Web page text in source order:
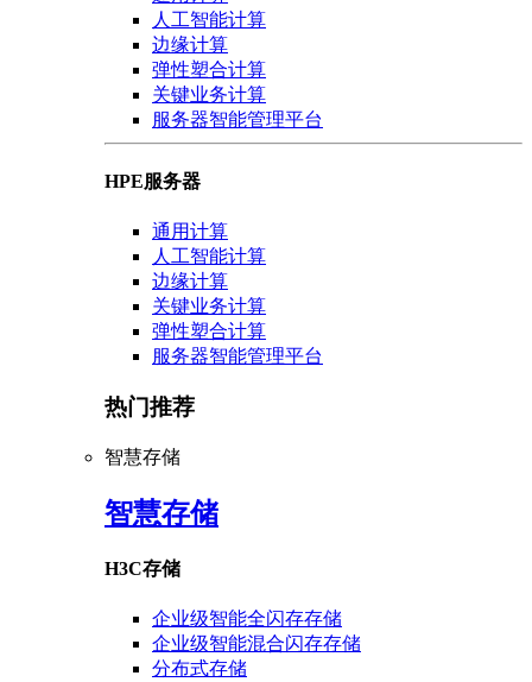
人工智能计算
边缘计算
弹性塑合计算
关键业务计算
服务器智能管理平台
HPE服务器
通用计算
人工智能计算
边缘计算
关键业务计算
弹性塑合计算
服务器智能管理平台
热门推荐
智慧存储
智慧存储
H3C存储
企业级智能全闪存存储
企业级智能混合闪存存储
分布式存储